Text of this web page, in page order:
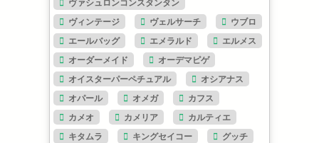
ヴァシュロンコンスタンタン
ヴィンテージ
ヴェルサーチ
ウブロ
エールバッグ
エメラルド
エルメス
オーダーメイド
オーデマピゲ
オイスターパーペチュアル
オシアナス
オパール
オメガ
カフス
カメオ
カメリア
カルティエ
キタムラ
キングセイコー
グッチ